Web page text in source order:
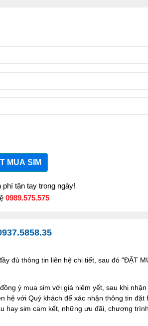
MUA SIM
tận tay trong ngày!
0989.575.575
đủ thông tin liên hệ chi tiết, sau đó "ĐẶT
ý mua sim với giá niêm yết, sau khi
hệ với Quý khách để xác nhận thông tin đặt
hay sim cam kết, những ưu đãi, chương